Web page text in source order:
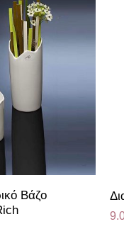
Βάζο